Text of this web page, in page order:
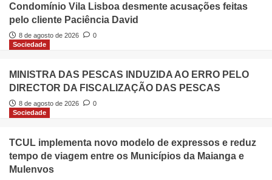
Condomínio Vila Lisboa desmente acusações feitas
pelo cliente Paciência David
8 de agosto de 2026
0
Sociedade
MINISTRA DAS PESCAS INDUZIDA AO ERRO PELO
DIRECTOR DA FISCALIZAÇÃO DAS PESCAS
8 de agosto de 2026
0
Sociedade
TCUL implementa novo modelo de expressos e reduz
tempo de viagem entre os Municípios da Maianga e
Mulenvos